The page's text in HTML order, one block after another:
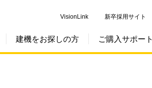
VisionLink 新卒採用サイト
建機をお探しの方 ご購入サポート